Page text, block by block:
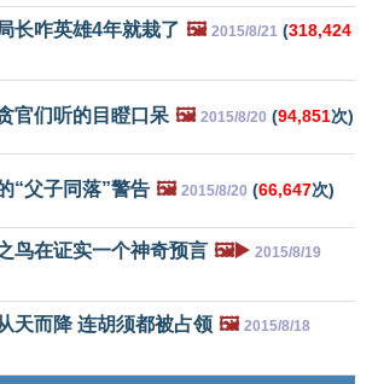
长咋英雄4年就栽了 🖼️ 2015/8/21 (318,424
官们听的目瞪口呆 🖼️ 2015/8/20 (94,851次)
“父子同落”警告 🖼️ 2015/8/20 (66,647次)
鸟在证实一个神奇预言 🖼️▶️ 2015/8/19
天而降 连胡须都被占领 🖼️ 2015/8/18